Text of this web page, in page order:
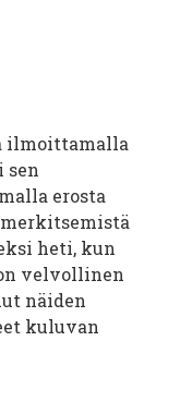
ilmoittamalla
erosta
heti, kun
velvollinen
näiden
kuluvan